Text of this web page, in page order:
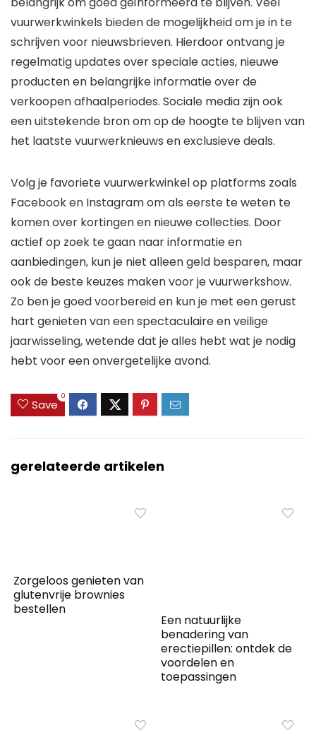
vuurwerkwinkels bieden de mogelijkheid om je in te
schrijven voor nieuwsbrieven. Hierdoor ontvang je
regelmatig updates over speciale acties, nieuwe
producten en belangrijke informatie over de
verkoopen afhaalperiodes. Sociale media zijn ook
een uitstekende bron om op de hoogte te blijven van
het laatste vuurwerknieuws en exclusieve deals.
Volg je favoriete vuurwerkwinkel op platforms zoals
Facebook en Instagram om als eerste te weten te
komen over kortingen en nieuwe collecties. Door
actief op zoek te gaan naar informatie en
aanbiedingen, kun je niet alleen geld besparen, maar
ook de beste keuzes maken voor je vuurwerkshow.
Zo ben je goed voorbereid en kun je met een gerust
hart genieten van een spectaculaire en veilige
jaarwisseling, wetende dat je alles hebt wat je nodig
hebt voor een onvergetelijke avond.
Save
0
gerelateerde artikelen
Zorgeloos genieten van
glutenvrije brownies
bestellen
Een natuurlijke
benadering van
erectiepillen: ontdek de
voordelen en
toepassingen